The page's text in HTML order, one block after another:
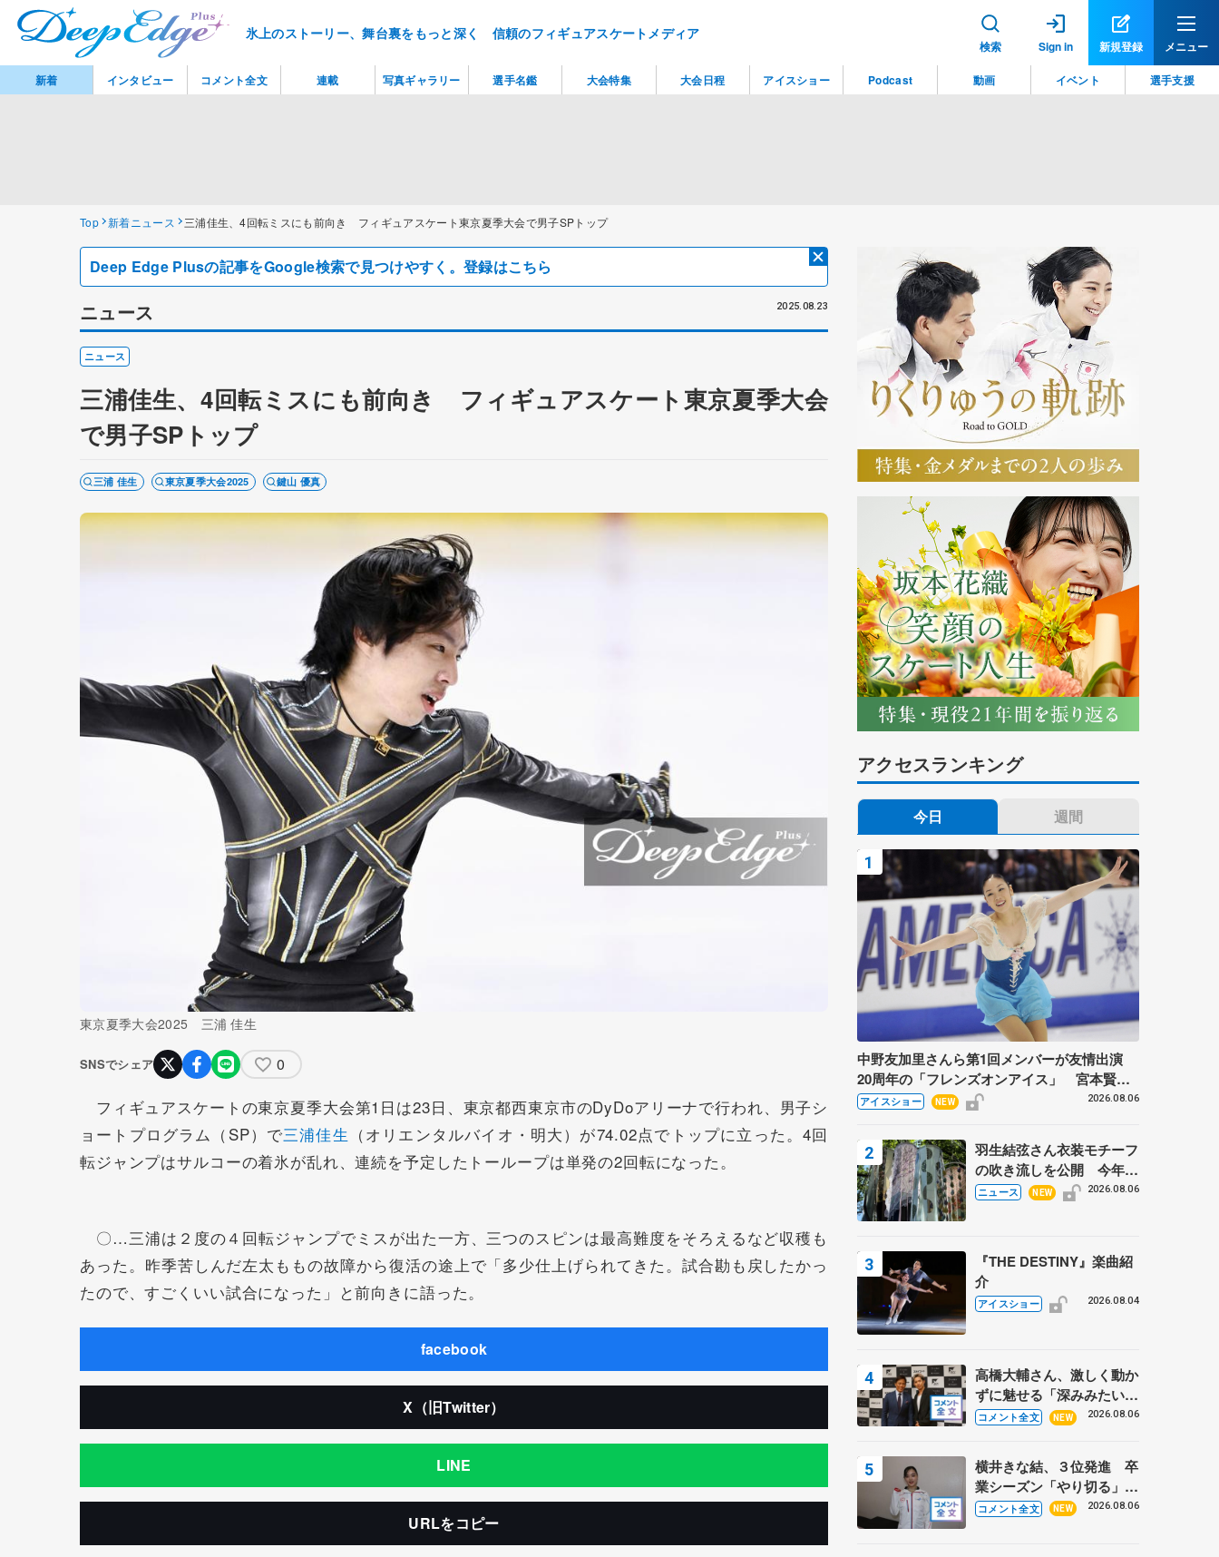
氷上のストーリー、舞台裏をもっと深く 信頼のフィギュアスケートメディア
検索 Sign in 新規登録 メニュー
Top 新着ニュース 三浦佳生、4回転ミスにも前向き フィギュアスケート東京夏季大会で男子SPトップ
Deep Edge Plusの記事をGoogle検索で見つけやすく。登録はこちら
ニュース 2025.08.23
ニュース
三浦佳生、4回転ミスにも前向き フィギュアスケート東京夏季大会
で男子SPトップ
三浦 佳生 東京夏季大会2025 鍵山 優真
東京夏季大会2025 三浦 佳生
SNSでシェア 0
フィギュアスケートの東京夏季大会第1日は23日、東京都西東京市のDyDoアリーナで行われ、 男子シ
ョートプログラム（SP）で三浦佳生 （オリエンタルバイオ・明大）が74.02点でトップに立った。4回
転ジャンプはサルコーの着氷が乱れ、連続を予定したトーループは単発の2回転になった。
〇…三浦は２度の４回転ジャンプでミスが出た一方、三つのスピンは最高難度をそろえるなど収穫も
あった。昨季苦しんだ左太ももの故障から復活の途上で「多少仕上げられてきた。試合勘も戻したかっ
たので、すごくいい試合になった」と前向きに語った。
facebook
X（旧Twitter）
LINE
URLをコピー
アクセスランキング
今日 週間
中野友加里さんら第1回メンバーが友情出演
20周年の「フレンズオンアイス」 宮本賢二
さん、有川梨絵さん、田村岳斗さんも
アイスショー NEW 2026.08.06
羽生結弦さん衣装モチーフ
の吹き流しを公開 今年は
「春よ、来い」、仙台の瑞
ニュース NEW 2026.08.06
『THE DESTINY』楽曲紹
介
アイスショー 2026.08.04
高橋大輔さん、激しく動か
ずに魅せる「深みみたいな
ものは出てきている？」
あい
コメント全文 NEW 2026.08.06
横井きな結、３位発進 卒
業シーズン「やり切る」
【みなとアクルス杯SP】
コメント全文 NEW 2026.08.06
新着 インタビュー コメント全文 連載 写真ギャラリー 選手名鑑 大会特集 大会日程 アイスショー Podcast 動画 イベント 選手支援